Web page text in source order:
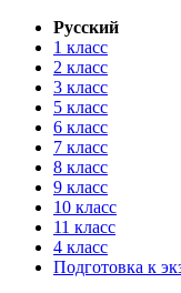
Русский
1 класс
2 класс
3 класс
5 класс
6 класс
7 класс
8 класс
9 класс
10 класс
11 класс
4 класс
Подготовка к